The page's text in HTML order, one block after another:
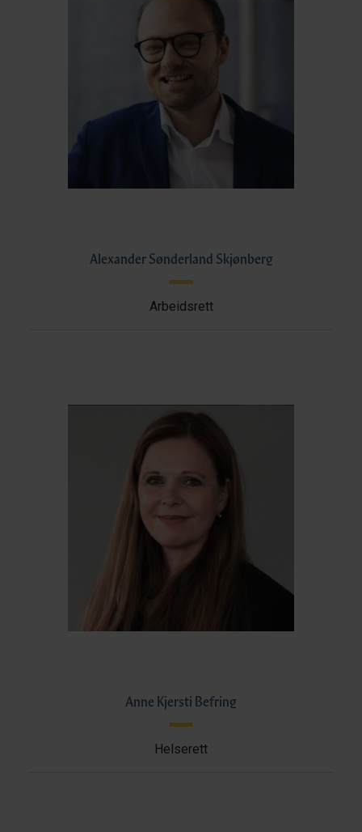
Alexander Sønderland Skjønberg
Arbeidsrett
Anne Kjersti Befring
Helserett